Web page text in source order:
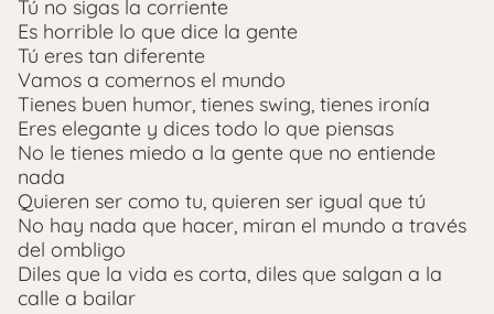
Tú no sigas la corriente
Es horrible lo que dice la gente
Tú eres tan diferente
Vamos a comernos el mundo
Tienes buen humor, tienes swing, tienes ironía
Eres elegante y dices todo lo que piensas
No le tienes miedo a la gente que no entiende
nada
Quieren ser como tu, quieren ser igual que tú
No hay nada que hacer, miran el mundo a través
del ombligo
Diles que la vida es corta, diles que salgan a la
calle a bailar